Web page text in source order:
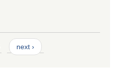
next ›